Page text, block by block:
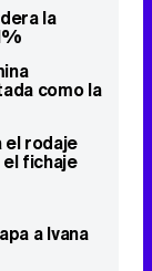
la
como la
el rodaje
fichaje
a Ivana